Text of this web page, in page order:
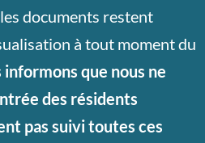
documents restent
à tout moment du
informons que nous ne
des résidents
pas suivi toutes ces